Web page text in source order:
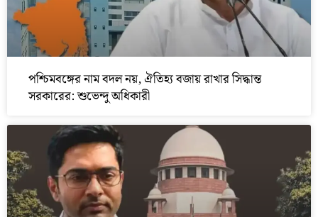
পশ্চিমবঙ্গের নাম বদল নয়, ঐতিহ্য বজায় রাখার সিদ্ধান্ত
সরকারের: শুভেন্দু অধিকারী